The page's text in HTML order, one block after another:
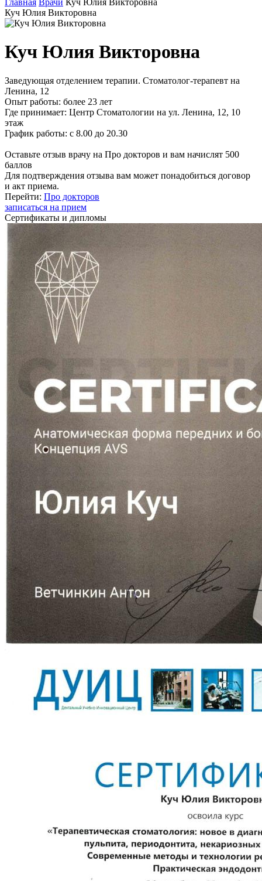
Главная Врачи Куч Юлия Викторовна
Куч Юлия Викторовна
Куч Юлия Викторовна
Заведующая отделением терапии. Стоматолог-терапевт на
Ленина, 12
Опыт работы: более 23 лет
Где принимает: Центр Стоматологии на ул. Ленина, 12, 10
этаж
График работы: с 8.00 до 20.30
Оставьте отзыв врачу на Про докторов и вам начислят 500
баллов
Для подтверждения отзыва вам может понадобиться договор
и акт приема.
Перейти: Про докторов
записаться на прием
Сертификаты и дипломы